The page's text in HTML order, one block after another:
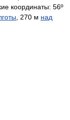
координаты: 56º
, 270 м над